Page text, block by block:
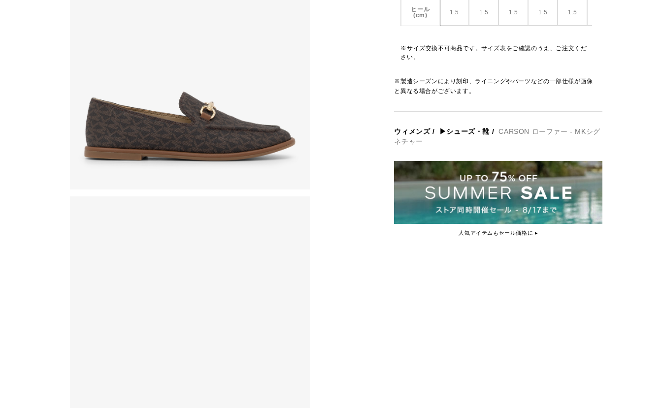
ヒール
(cm)
1.5 1.5 1.5 1.5 1.5
※サイズ交換不可商品です。サイズ表をご確認のうえ、ご注文くだ
さい。
※製造シーズンにより刻印、ライニングやパーツなどの一部仕様が画像
と異なる場合がございます。
ウィメンズ/ ▶シューズ・靴 / CARSON ローファー - MKシグ
ネチャー
人気アイテムもセール価格に ▸